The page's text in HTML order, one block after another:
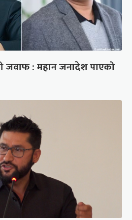
जवाफ : महान जनादेश पाएको